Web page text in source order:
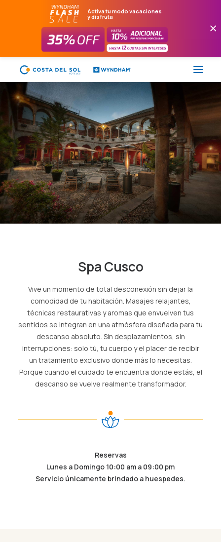
×
Activa tu modo vacaciones
y disfruta
FLASH SALE
HOTELES
PAQUETES
PROMOCIONES
EVENTOS
RESTAURANTES
(+51) 01 200 9200
AGENCIAS/EMPRESAS
Spa Cusco
Vive un momento de total desconexión sin dejar la
comodidad de tu habitación. Masajes relajantes,
técnicas restaurativas y aromas que envuelven tus
sentidos se integran en una atmósfera diseñada para tu
descanso absoluto. Sin desplazamientos, sin
interrupciones: solo tú, tu cuerpo y el placer de recibir
un tratamiento exclusivo donde más lo necesitas.
Porque cuando el cuidado te encuentra donde estás, el
descanso se vuelve realmente transformador.
Reservas
Lunes a Domingo 10:00 am a 09:00 pm
Servicio únicamente brindado a huespedes.